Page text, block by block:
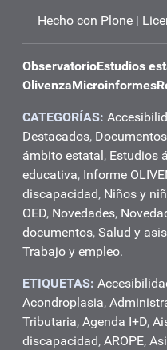
Hecho con Plone |
ObservatorioEstudios
OlivenzaMicroinformes
CATEGORÍAS:
Destacados, Documentos
ámbito estatal, Estudios
educativa, Informe
discapacidad, Niños y
OED, Novedades,
documentos, Salud y
Trabajo y empleo.
ETIQUETAS:
Acondroplasia,
Tributaria, Agenda I+D,
discapacidad, AROPE,